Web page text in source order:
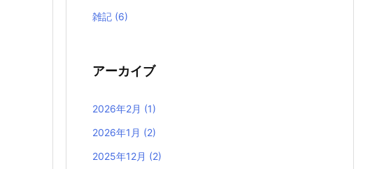
雑記 (6)
アーカイブ
2026年2月 (1)
2026年1月 (2)
2025年12月 (2)